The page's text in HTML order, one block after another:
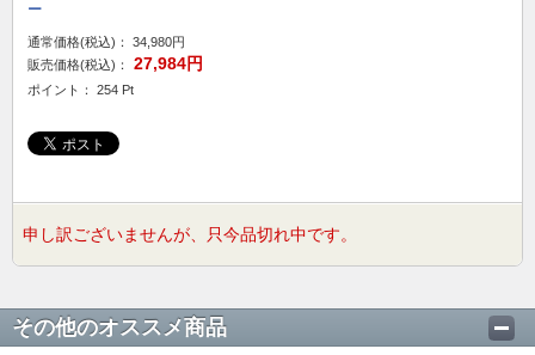
ー
通常価格(税込)：
34,980円
販売価格(税込)：
27,984円
ポイント： 254 Pt
申し訳ございませんが、只今品切れ中です。
その他のオススメ商品